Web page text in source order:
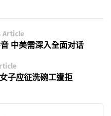
Article
中美需深入全面对话
子应征洗碗工遭拒